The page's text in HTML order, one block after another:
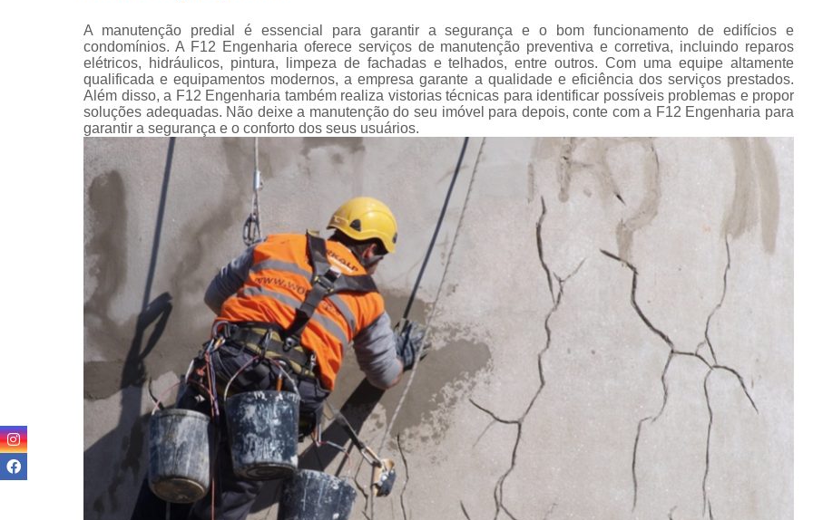
Pintura em
fachadas prediais
Pinturas prediais
Projetos
arquitetônicos
Prumadas
hidráulicas
Reforma de
condomínios
Reforma de lojas
Reformas em
prédios
Reformas prediais
Revitalização de
fachadas
Terraplanagem
Textura para
fachadas
Impermeabilização de Cobertura
Impermeabilização de Laje de
Impermeabilização Laje de
Impermeabilizante
Impermeabilização de Laje
Impermeabilização
Impermeabilização de Laje com Manta
Impermeabilização de Laje Exposta ao
Impermeabilização Laje
Impermeabilização Laje
Instalação Hidráulica Aparente
Instalação Hidráulica Fachada
Instalação Hidráulica Predial
Instalações
Instalações Hidráulicas Prediais
Instalações Hidrossanitárias Prediais
A manutenção predial é essencial para garantir a segurança e o bom funcionamento de edifícios e
condomínios. A F12 Engenharia oferece serviços de manutenção preventiva e corretiva, incluindo reparos
elétricos, hidráulicos, pintura, limpeza de fachadas e telhados, entre outros. Com uma equipe altamente
qualificada e equipamentos modernos, a empresa garante a qualidade e eficiência dos serviços prestados.
Além disso, a F12 Engenharia também realiza vistorias técnicas para identificar possíveis problemas e propor
soluções adequadas. Não deixe a manutenção do seu imóvel para depois, conte com a F12 Engenharia para
garantir a segurança e o conforto dos seus usuários.